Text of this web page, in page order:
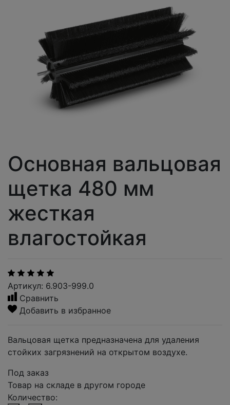
Основная вальцовая
щетка 480 мм
жесткая
влагостойкая
Артикул: 6.903-999.0
Сравнить
Добавить в избранное
Вальцовая щетка предназначена для удаления
стойких загрязнений на открытом воздухе.
Под заказ
Товар на складе в другом городе
Количество: